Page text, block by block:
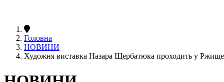
Головна
НОВИНИ
Художня виставка Назара Щербатюка проходить у